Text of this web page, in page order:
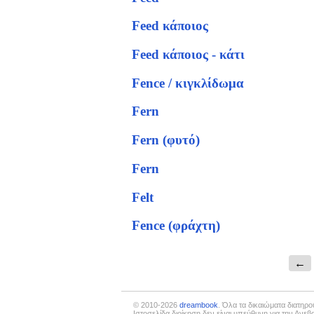
Feed κάποιος
Feed κάποιος - κάτι
Fence / κιγκλίδωμα
Fern
Fern (φυτό)
Fern
Felt
Fence (φράχτη)
←
© 2010-2026 dreambook . Όλα τα δικαιώματα